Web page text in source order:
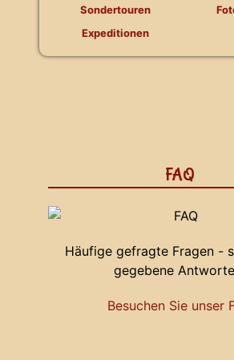
Sondertouren
Expeditionen
FAQ
Häufige gefragte Fragen -
gegebene
Besuchen Sie unser